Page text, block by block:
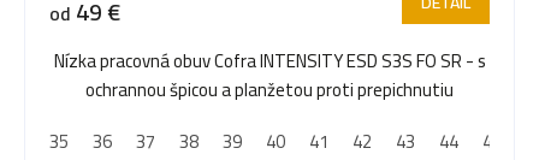
od 49 €
Nízka pracovná obuv Cofra INTENSITY ESD S3S FO SR - s
ochrannou špicou a planžetou proti prepichnutiu
35
36 37 38 39 40 41 42 43 44 45